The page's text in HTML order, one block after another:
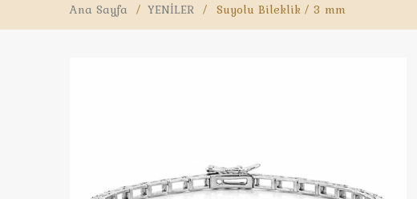
Ana Sayfa / YENİLER / Suyolu Bileklik / 3 mm